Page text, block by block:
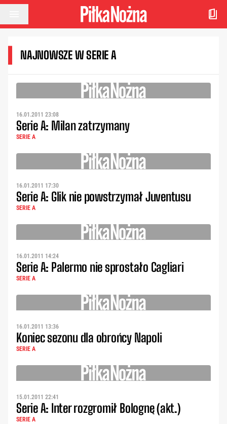
Przejdź do treści
NAJNOWSZE W SERIE A
16.01.2011 23:08
Serie A: Milan zatrzymany
SERIE A
16.01.2011 17:30
Serie A: Glik nie powstrzymał Juventusu
SERIE A
16.01.2011 14:24
Serie A: Palermo nie sprostało Cagliari
SERIE A
16.01.2011 13:36
Koniec sezonu dla obrońcy Napoli
SERIE A
15.01.2011 22:41
Serie A: Inter rozgromił Bolognę (akt.)
SERIE A